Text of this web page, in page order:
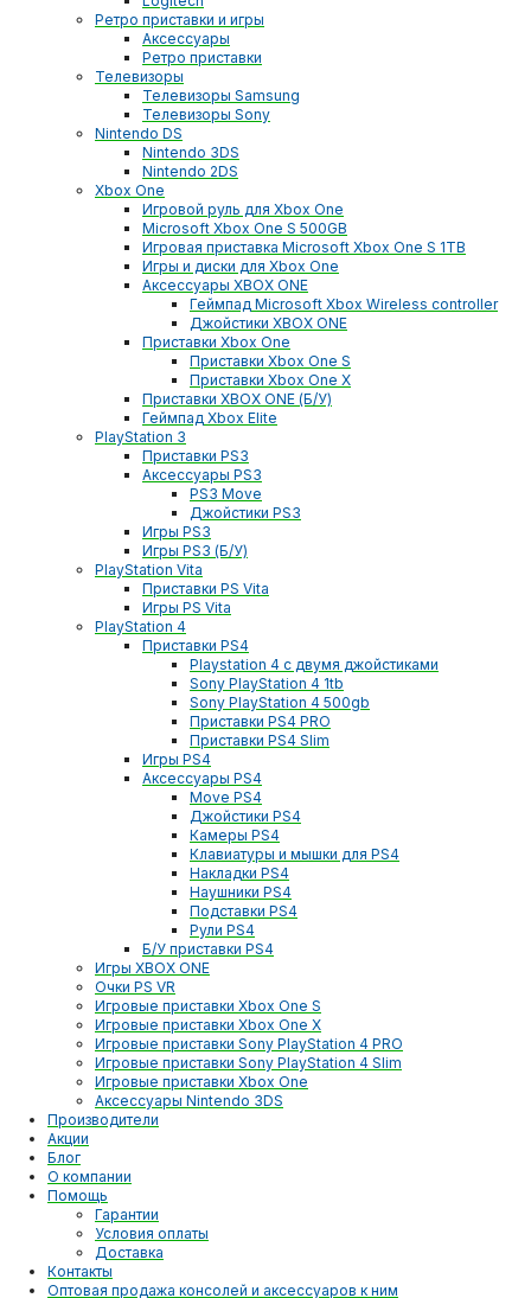
Ретро приставки и игры
Аксессуары
Ретро приставки
Телевизоры
Телевизоры Samsung
Телевизоры Sony
Nintendo DS
Nintendo 3DS
Nintendo 2DS
Xbox One
Игровой руль для Xbox One
Microsoft Xbox One S 500GB
Игровая приставка Microsoft Xbox One S 1TB
Игры и диски для Xbox One
Аксессуары XBOX ONE
Геймпад Microsoft Xbox Wireless controller
Джойстики XBOX ONE
Приставки Xbox One
Приставки Xbox One S
Приставки Xbox One X
Приставки XBOX ONE (Б/У)
Геймпад Xbox Elite
PlayStation 3
Приставки PS3
Аксессуары PS3
PS3 Move
Джойстики PS3
Игры PS3
Игры PS3 (Б/У)
PlayStation Vita
Приставки PS Vita
Игры PS Vita
PlayStation 4
Приставки PS4
Playstation 4 с двумя джойстиками
Sony PlayStation 4 1tb
Sony PlayStation 4 500gb
Приставки PS4 PRO
Приставки PS4 Slim
Игры PS4
Аксессуары PS4
Move PS4
Джойстики PS4
Камеры PS4
Клавиатуры и мышки для PS4
Накладки PS4
Наушники PS4
Подставки PS4
Рули PS4
Б/У приставки PS4
Игры XBOX ONE
Очки PS VR
Игровые приставки Xbox One S
Игровые приставки Xbox One X
Игровые приставки Sony PlayStation 4 PRO
Игровые приставки Sony PlayStation 4 Slim
Игровые приставки Xbox One
Аксессуары Nintendo 3DS
Производители
Акции
Блог
О компании
Помощь
Гарантии
Условия оплаты
Доставка
Контакты
Оптовая продажа консолей и аксессуаров к ним